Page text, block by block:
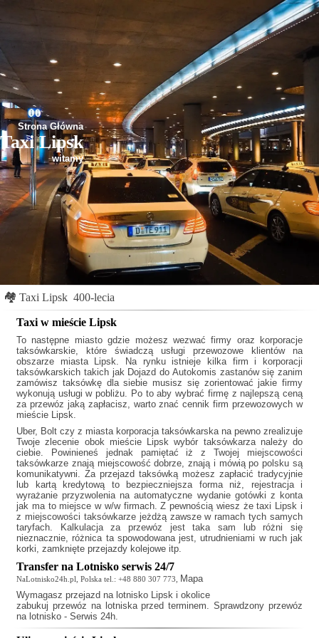
Strona Główna
Taxi Lipsk
witamy
🏘 Taxi Lipsk 400-lecia
Taxi w mieście Lipsk
To następne miasto gdzie możesz wezwać firmy oraz korporacje
taksówkarskie, które świadczą usługi przewozowe klientów na
obszarze miasta Lipsk. Na rynku istnieje kilka firm i korporacji
taksówkarskich takich jak Dojazd do Autokomis zastanów się zanim
zamówisz taksówkę dla siebie musisz się zorientować jakie firmy
wykonują usługi w pobliżu. Po to aby wybrać firmę z najlepszą ceną
za przewóz jaką zapłacisz, warto znać cennik firm przewozowych w
mieście Lipsk.
Uber, Bolt czy z miasta korporacja taksówkarska na pewno zrealizuje
Twoje zlecenie obok mieście Lipsk wybór taksówkarza należy do
ciebie. Powinieneś jednak pamiętać iż z Twojej miejscowości
taksówkarze znają miejscowość dobrze, znają i mówią po polsku są
komunikatywni. Za przejazd taksówką możesz zapłacić tradycyjnie
lub kartą kredytową to bezpieczniejsza forma niż, rejestracja i
wyrażanie przyzwolenia na automatyczne wydanie gotówki z konta
jak ma to miejsce w w/w firmach. Z pewnością wiesz żetaxi Lipsk i
z miejscowości taksówkarze jeżdżą zawsze w ramach tych samych
taryfach. Kalkulacja za przewóz jest taka sam lub różni się
nieznacznie, różnica ta spowodowana jest, utrudnieniami w ruch jak
korki, zamknięte przejazdy kolejowe itp.
Transfer na Lotnisko serwis 24/7
NaLotnisko24h.pl, Polska tel.: +48 880 307 773, Mapa
Wymagasz przejazd na lotnisko Lipsk i okolice
zabukuj przewóz na lotniska przed terminem. Sprawdzony przewóz
na lotnisko - Serwis 24h.